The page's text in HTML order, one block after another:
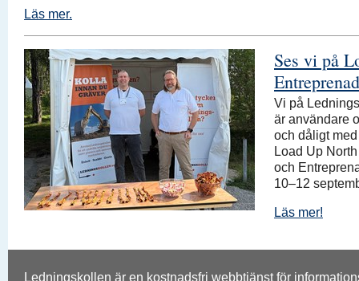
Läs mer.
Ses vi på
Vi på
är användare
och dåligt
Load Up
och
10–12
Läs mer!
Ledningskollen är en kostnadsfri webbtjänst för